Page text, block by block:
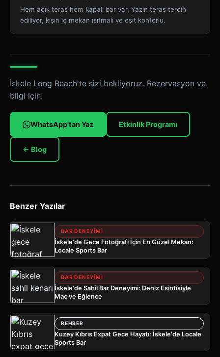
Hem açık teras hem kapalı bar var. Yazın teras tercih
ediliyor, kışın iç mekan ısıtmalı ve eşit konforlu.
İskele Long Beach'te sizi bekliyoruz. Rezervasyon ve
bilgi için:
WhatsApp'tan Yaz Etkinlik Programı
← Blog
Benzer Yazılar
BAR DENEYIMI
İskele'de Gece Fotoğrafı İçin En Güzel Mekan:
Locale Sports Bar
BAR DENEYIMI
İskele'de Sahil Bar Deneyimi: Deniz Esintisiyle
Maç ve Eğlence
REHBER
Kuzey Kıbrıs Expat Gece Hayatı: İskele'de Locale
Sports Bar